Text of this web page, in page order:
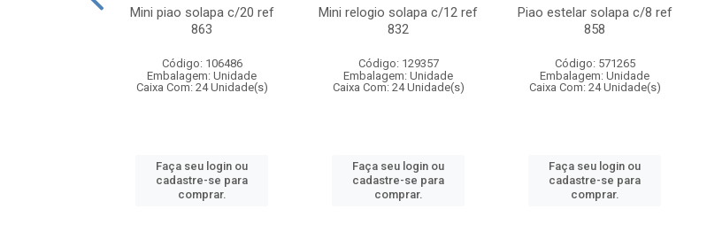
Mini piao solapa c/20 ref
863
Código: 106486
Embalagem: Unidade
Caixa Com: 24 Unidade(s)
Faça seu login ou
cadastre-se para
comprar.
Mini relogio solapa c/12 ref
832
Código: 129357
Embalagem: Unidade
Caixa Com: 24 Unidade(s)
Faça seu login ou
cadastre-se para
comprar.
Piao estelar solapa c/8 ref
858
Código: 571265
Embalagem: Unidade
Caixa Com: 24 Unidade(s)
Faça seu login ou
cadastre-se para
comprar.